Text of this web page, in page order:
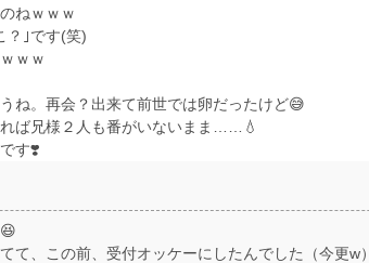
ねｗｗｗ
？｣です(笑)
ｗｗ
ね。再会？出来て前世では卵だったけど😅
ば兄様２人も番がいないまま……💧
す❣️
て、この前、受付オッケーにしたんでした（今更w）